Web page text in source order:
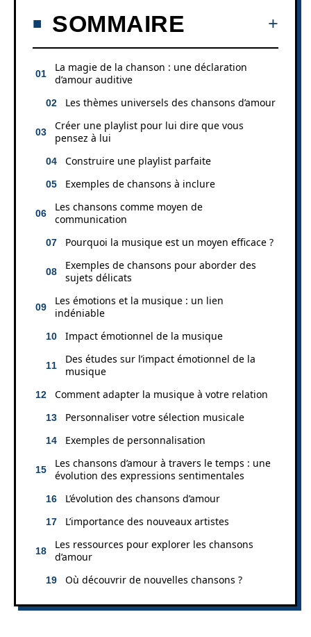
SOMMAIRE
La magie de la chanson : une déclaration
d’amour auditive
Les thèmes universels des chansons d’amour
Créer une playlist pour lui dire que vous
pensez à lui
Construire une playlist parfaite
Exemples de chansons à inclure
Les chansons comme moyen de
communication
Pourquoi la musique est un moyen efficace ?
Exemples de chansons pour aborder des
sujets délicats
Les émotions et la musique : un lien
indéniable
Impact émotionnel de la musique
Des études sur l’impact émotionnel de la
musique
Comment adapter la musique à votre relation
Personnaliser votre sélection musicale
Exemples de personnalisation
Les chansons d’amour à travers le temps : une
évolution des expressions sentimentales
L’évolution des chansons d’amour
L’importance des nouveaux artistes
Les ressources pour explorer les chansons
d’amour
Où découvrir de nouvelles chansons ?